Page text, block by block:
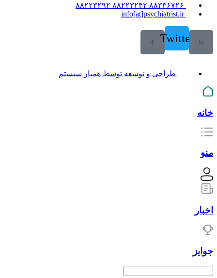
۸۸۳۳۶۷۲۶ ۸۸۲۲۳۲۴۲ ۸۸۲۲۳۲۹۲
info[at]psychiatrist.ir
Twitter
طراحی و توسعه توسط همیار سیستم
خانه
منو
اخبار
جوایز